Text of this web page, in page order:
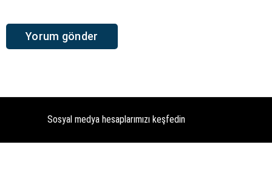
Sosyal medya hesaplarımızı keşfedin